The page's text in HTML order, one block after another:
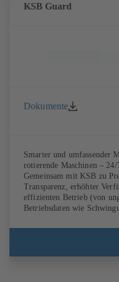
KSB Guard
Dokumente
Smarter und umfassender
rotierende Maschinen –
Gemeinsam mit KSB zu
Transparenz, erhöhter
effizienten Betrieb (von
Betriebsdaten wie
und überall abrufbar. Tritt
auf, wird umgehend eine